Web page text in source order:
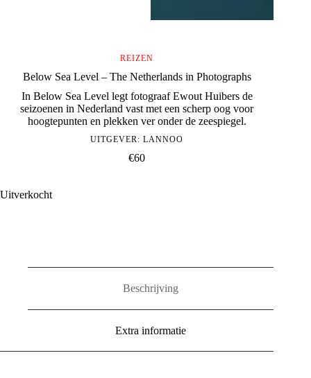
REIZEN
Below Sea Level – The Netherlands in Photographs
In Below Sea Level legt fotograaf Ewout Huibers de
seizoenen in Nederland vast met een scherp oog voor
hoogtepunten en plekken ver onder de zeespiegel.
UITGEVER:LANNOO
€60
Uitverkocht
Beschrijving
Extra informatie